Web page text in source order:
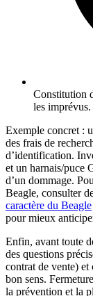
Constitution
les imprévus.
Exemple concret :
des frais de
d’identification.
et un harnais/puce
d’un dommage.
Beagle, consulter
caractère du Beagle
pour mieux
Enfin, avant toute
des questions
contrat de vente) et
bon sens.
la prévention et la